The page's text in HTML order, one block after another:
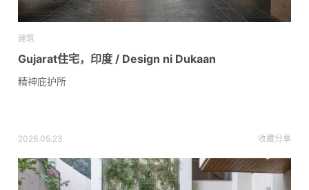
建筑
Gujarat住宅，印度 / Design ni Dukaan
精神庇护所
2026.05.23 收藏分享